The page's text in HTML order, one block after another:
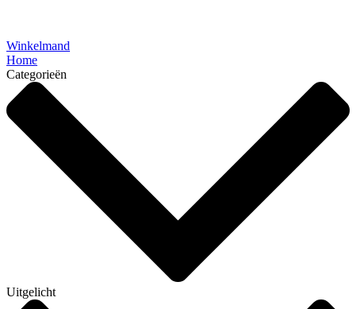
Winkelmand
Home
Categorieën
Uitgelicht